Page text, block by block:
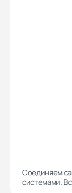
Соединяем
системами.